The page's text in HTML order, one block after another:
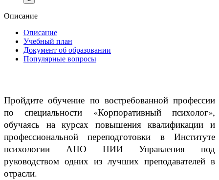
Описание
Описание
Учебный план
Документ об образовании
Популярные вопросы
Пройдите обучение по востребованной профессии
по специальности «Корпоративный психолог»,
обучаясь на курсах повышения квалификации и
профессиональной переподготовки в Институте
психологии АНО НИИ Управления под
руководством одних из лучших преподавателей в
отрасли.